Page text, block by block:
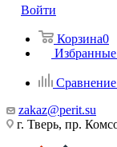
Войти
Корзина0
Сравнение
zakaz@perit.su
г. Тверь, пр.